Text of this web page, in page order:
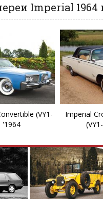
Imperial 1964
(VY1-
'1964
Imperial